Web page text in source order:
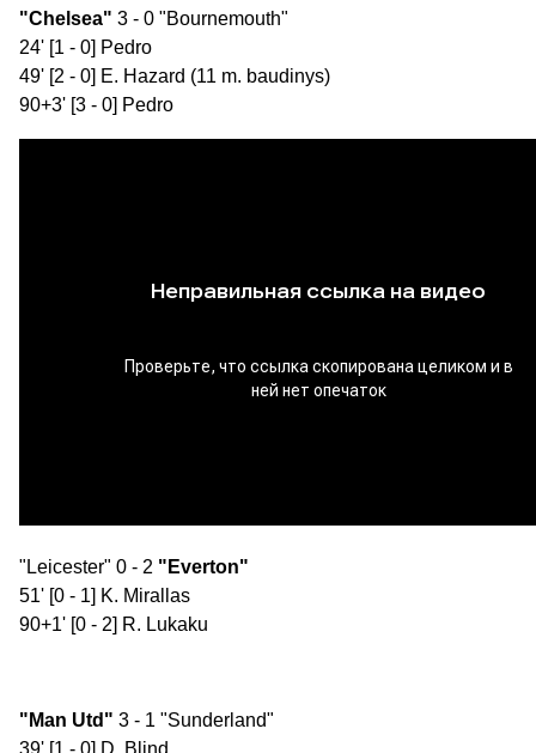
"Chelsea" 3 - 0 "Bournemouth"
24' [1 - 0] Pedro
49' [2 - 0] E. Hazard (11 m. baudinys)
90+3' [3 - 0] Pedro
"Leicester" 0 - 2 "Everton"
51' [0 - 1] K. Mirallas
90+1' [0 - 2] R. Lukaku
"Man Utd" 3 - 1 "Sunderland"
39' [1 - 0] D. Blind